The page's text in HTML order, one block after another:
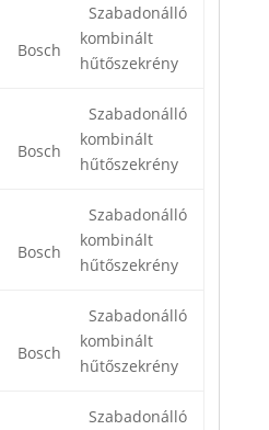
Bosch
Szabadonálló
kombinált
hűtőszekrény
Bosch
Szabadonálló
kombinált
hűtőszekrény
Bosch
Szabadonálló
kombinált
hűtőszekrény
Bosch
Szabadonálló
kombinált
hűtőszekrény
Szabadonálló